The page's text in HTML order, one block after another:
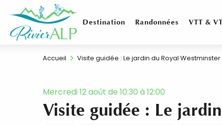
contenu
principal
Destination Randonnées VTT &
Accueil Visite guidée : Le jardin du Royal Westminster
Mercredi 12 août de 10:30 à 12:00
Visite guidée : Le